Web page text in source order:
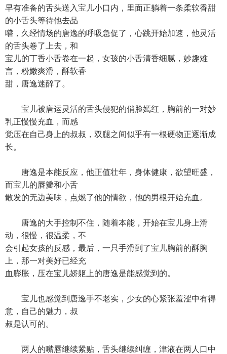
早有准备的舌头送入宝儿小口内，里面正躺着一条柔软香甜
的小舌头等待他去品
嚐，久经情场的唐逸的呼吸急促了，心跳开始加速，他灵活
的舌头卷了上去，和
宝儿的丁香小舌卷在一起，女孩的小舌清香细腻，妙趣难
言，粉嫩爽滑，酥软香
甜，唐逸迷醉了。
宝儿被唐运灵活的舌头侵犯的俏脸嫣红，胸前的一对妙
乳正慢慢充血，而感
觉压在自己身上的叔叔，双腿之间似乎有一根硬物正逐渐成
长。
唐逸是本能反应，他正值壮年，身体健康，欲望旺盛，
而宝儿的唇瓣和小舌
散发的无边美味，点燃了他的情欲，他的男根开始充血。
唐逸的大手控制不住，随着本能，开始在宝儿身上滑
动，很慢，很温柔，不
会引起女孩的反感，最后，一只手滑到了宝儿胸前的酥胸
上，那一对美好已经充
血膨胀，压在宝儿娇躯上的唐逸是能感觉到的。
宝儿也感觉到唐逸手不老实，少女的心紧张羞涩中有得
意，自己的魅力，叔
叔是认可的。
两人的嘴唇继续紧贴，舌头继续纠缠，津液在两人口中